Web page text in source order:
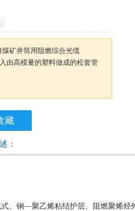
矿井筒用阻燃综合光缆
由高模量的塑料做成的松套管
藏
：
、钢—聚乙烯粘结护层、阻燃聚烯烃